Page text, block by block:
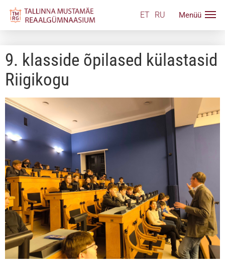
ET RU
9. klasside õpilased külastasid
Riigikogu